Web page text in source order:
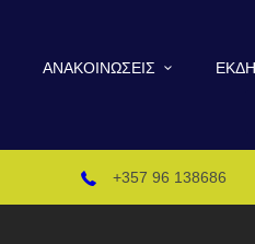
ΑΝΑΚΟΙΝΏΣΕΙΣ
+357 96 138686